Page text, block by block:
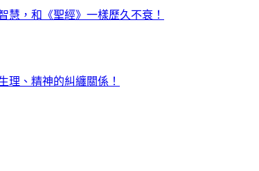
慧，和《聖經》一樣歷久不衰！
理、精神的糾纏關係！